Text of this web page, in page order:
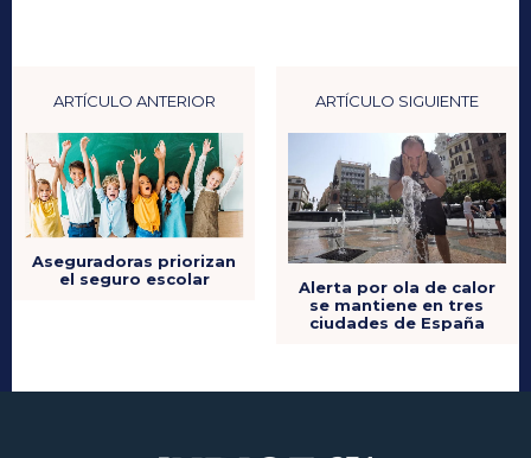
ARTÍCULO ANTERIOR
Aseguradoras priorizan
el seguro escolar
ARTÍCULO SIGUIENTE
Alerta por ola de calor
se mantiene en tres
ciudades de España